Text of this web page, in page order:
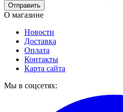
О магазине
Новости
Доставка
Оплата
Контакты
Карта сайта
Мы в соцсетях: